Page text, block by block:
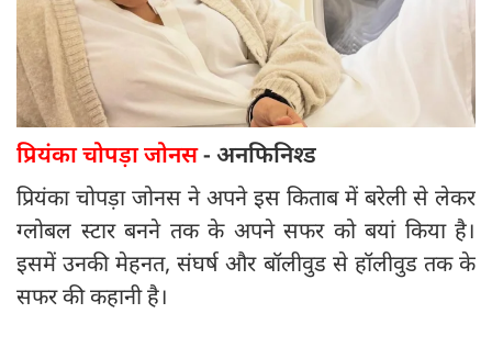
प्रियंका चोपड़ा जोनस- अनफिनिश्ड
प्रियंका चोपड़ा जोनस ने अपने इस किताब में बरेली से लेकर
ग्लोबल स्टार बनने तक के अपने सफर को बयां किया है।
इसमें उनकी मेहनत, संघर्ष और बॉलीवुड से हॉलीवुड तक के
सफर की कहानी है।